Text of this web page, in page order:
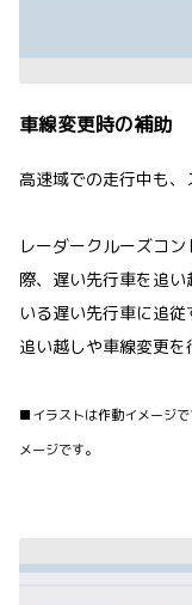
車線変更時の補助
高速域での走行中も、
レーダークルーズコ
際、遅い先行車を追
いる遅い先行車に追
追い越しや車線変更を
■イラストは作動イメージ
メージです。